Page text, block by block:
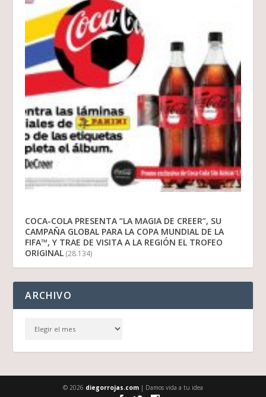
COCA-COLA PRESENTA “LA MAGIA DE CREER”, SU
CAMPAÑA GLOBAL PARA LA COPA MUNDIAL DE LA
FIFA™, Y TRAE DE VISITA A LA REGIÓN EL TROFEO
ORIGINAL (28.134)
ARCHIVO
© 2026 diegorrojas.com | Damos vida a tu idea